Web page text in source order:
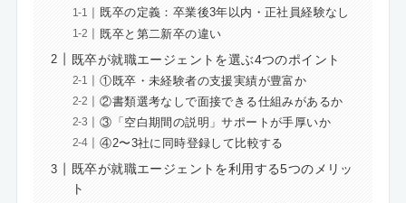
既卒の定義：卒業後3年以内・正社員経験なし
既卒と第二新卒の違い
既卒が就職エージェントを選ぶ4つのポイント
①既卒・未経験者の支援実績が豊富か
②書類選考なしで面接できる仕組みがあるか
③「空白期間の説明」サポートが手厚いか
④2〜3社に同時登録して比較する
既卒が就職エージェントを利用する5つのメリッ
ト